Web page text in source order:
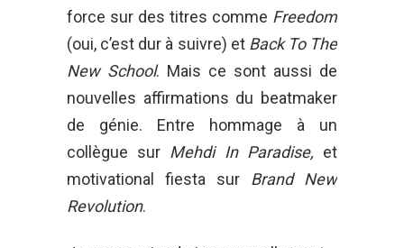
force sur des titres comme Freedom
(oui, c’est dur à suivre) et Back To The
New School. Mais ce sont aussi de
nouvelles affirmations du beatmaker
de génie. Entre hommage à un
collègue sur Mehdi In Paradise, et
motivational fiesta sur Brand New
Revolution.